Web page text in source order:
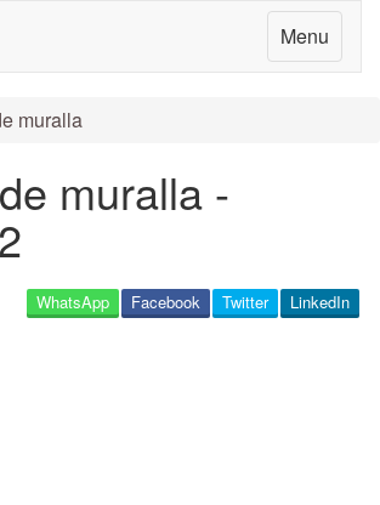
Menu
muralla
muralla -
LinkedIn
Twitter
Facebook
WhatsApp